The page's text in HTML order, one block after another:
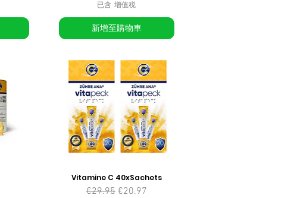
已含 增值税
新增至購物車
Vitamine C 40xSachets
一般價格
€29.95 促銷價格
€20.97